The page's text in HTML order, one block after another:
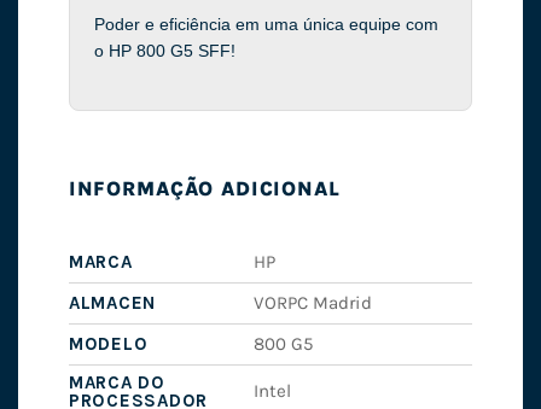
Poder e eficiência em uma única equipe com
o HP 800 G5 SFF!
INFORMAÇÃO ADICIONAL
MARCA
HP
ALMACEN
VORPC Madrid
MODELO
800 G5
MARCA DO
PROCESSADOR
Intel